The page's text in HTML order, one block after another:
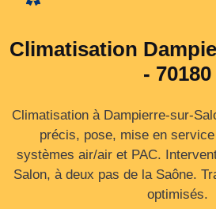
Climatisation
- 70180
Climatisation à Dampierre-sur-
précis, pose, mise en
systèmes air/air et PAC.
Salon, à deux pas de la Saône.
optimisés.